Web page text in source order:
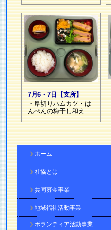
7月6・7日【支所】
・厚切りハムカツ・は
んぺんの梅干し和え
ホーム
社協とは
共同募金事業
地域福祉活動事業
ボランティア活動事業